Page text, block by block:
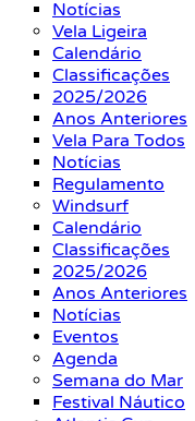
Notícias
Vela Ligeira
Calendário
Classificações
2025/2026
Anos Anteriores
Vela Para Todos
Notícias
Regulamento
Windsurf
Calendário
Classificações
2025/2026
Anos Anteriores
Notícias
Eventos
Agenda
Semana do Mar
Festival Náutico